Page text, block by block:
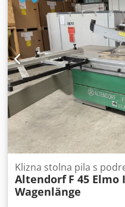
Klizna stolna pila s
Altendorf F 45 Elmo
Wagenlänge